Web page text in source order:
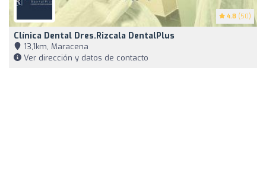
4.8 (50)
Clínica Dental Dres.Rizcala DentalPlus
13,1km, Maracena
Ver dirección y datos de contacto